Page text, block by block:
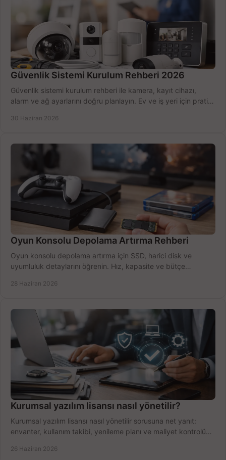
Güvenlik Sistemi Kurulum Rehberi 2026
Güvenlik sistemi kurulum rehberi ile kamera, kayıt cihazı,
alarm ve ağ ayarlarını doğru planlayın. Ev ve iş yeri için pratik
30 Haziran 2026
Oyun Konsolu Depolama Artırma Rehberi
Oyun konsolu depolama artırma için SSD, harici disk ve
uyumluluk detaylarını öğrenin. Hız, kapasite ve bütçe
28 Haziran 2026
Kurumsal yazılım lisansı nasıl yönetilir?
Kurumsal yazılım lisansı nasıl yönetilir sorusuna net yanıt:
envanter, kullanım takibi, yenileme planı ve maliyet kontrolü
26 Haziran 2026